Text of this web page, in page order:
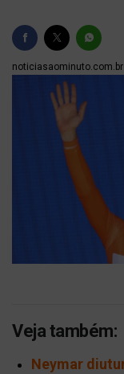
noticiasaominuto.com.br
Veja também:
Neymar